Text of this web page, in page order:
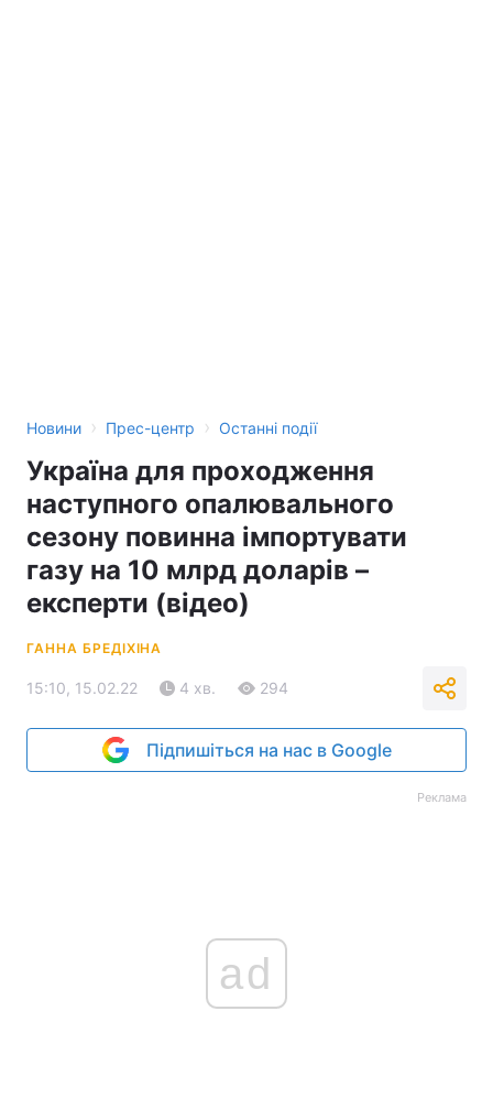
Новини › Прес-центр › Останні події
Україна для проходження
наступного опалювального
сезону повинна імпортувати
газу на 10 млрд доларів –
експерти (відео)
ГАННА БРЕДІХІНА
15:10, 15.02.22 4 хв. 294
Підпишіться на нас в Google
Реклама
ad